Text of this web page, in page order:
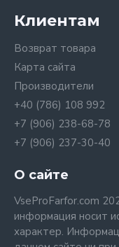
Клиентам
Возврат товара
Карта сайта
Производители
+40 (786) 108 992
+7 (906) 238-68-78
+7 (906) 237-30-40
О сайте
VseProFarfor.com
информация носит
характер.